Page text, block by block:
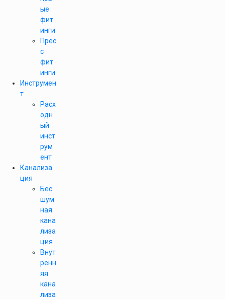
ые
фит
инги
Прес
с
фит
инги
Инструмен
т
Расх
одн
ый
инст
рум
ент
Канализа
ция
Бес
шум
ная
кана
лиза
ция
Внут
ренн
яя
кана
лиза